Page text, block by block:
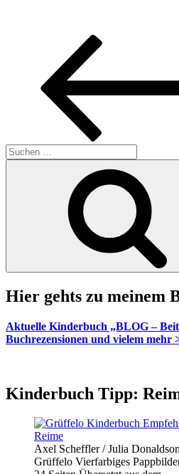
Suche
nach:
Hier gehts zu meinem
Aktuelle Kinderbuch „BLOG –
Buchrezensionen und vielem mehr
Kinderbuch Tipp:
Axel Scheffler / Julia
Grüffelo Vierfarbiges